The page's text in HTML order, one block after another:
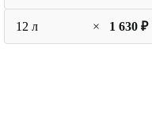
12 л × 1 630 ₽